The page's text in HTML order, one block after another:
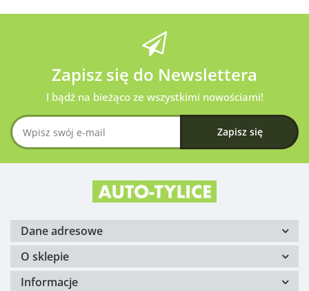
Zapisz się do Newslettera
I bądź na bieżąco ze wszystkimi nowościami!
Dane adresowe
O sklepie
Informacje